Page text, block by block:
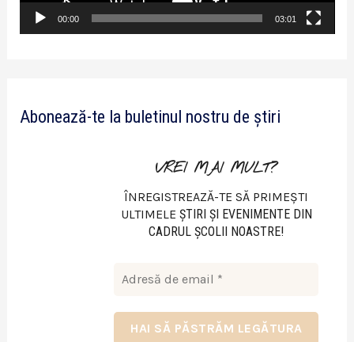
o
00:00 03:01
Abonează-te la buletinul nostru de știri
VREI MAI MULT?
ÎNREGISTREAZĂ-TE SĂ PRIMEȘTI
ULTIMELE ŞTIRI ŞI EVENIMENTE DIN
CADRUL ŞCOLII NOASTRE!